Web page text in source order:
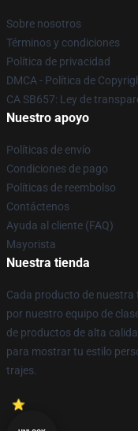
Sobre nosotros
Términos y condiciones
Política de privacidad
DMCA - Política de
CA SB657: Ley de
Nuestro apoyo
Políticas de envío
Condiciones de pago
Políticas de reembolso
Contáctenos
Ayuda al cliente (FAQ)
Mayorista
Nuestra tienda
Cada producto de
por nuestro equipo de
de productos de alta
para mostrar tu estilo
trajes.